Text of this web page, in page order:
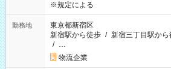
※規定による
勤務地
東京都新宿区
新宿駅から徒歩 / 新宿三丁目駅から
/ …
物流企業